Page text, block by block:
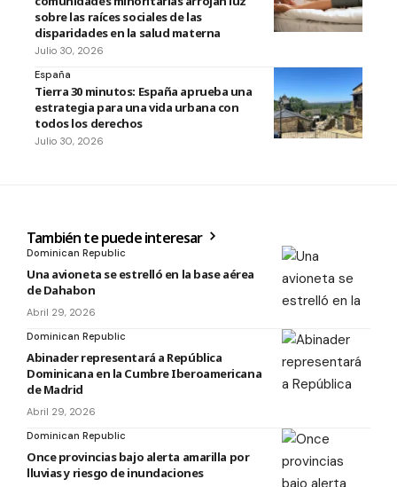
sobre las raíces sociales de las
disparidades en la salud materna
Julio 30, 2026
España
Tierra 30 minutos: España aprueba una
estrategia para una vida urbana con
todos los derechos
Julio 30, 2026
También te puede interesar
Dominican Republic
Una avioneta se estrelló en la base aérea
de Dahabon
Abril 29, 2026
Dominican Republic
Abinader representará a República
Dominicana en la Cumbre Iberoamericana
de Madrid
Abril 29, 2026
Dominican Republic
Once provincias bajo alerta amarilla por
lluvias y riesgo de inundaciones